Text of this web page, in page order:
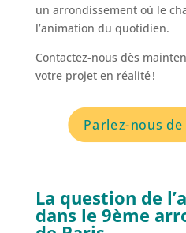
un arrondissement où le
l’animation du quotidien.
Contactez-nous dès
votre projet en réalité !
Parlez-nous
La question de
dans le 9ème